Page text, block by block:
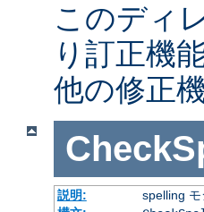
このディ
り訂正機
他の修正
説明:
spelling